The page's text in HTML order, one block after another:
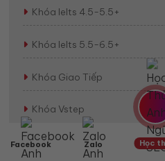
Khóa Ielts 4.5-5.5+
Khóa Ielts 5.5-6.5+
Khóa Giao Tiếp
Khóa Vstep
Facebook Zalo Học